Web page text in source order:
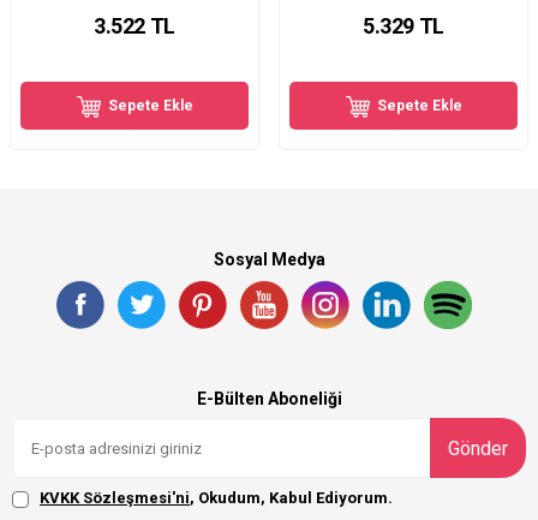
3.522 TL
Sepete Ekle
5.329 TL
Sepete Ekle
Sosyal Medya
E-Bülten Aboneliği
Gönder
KVKK Sözleşmesi'ni, Okudum, Kabul Ediyorum.